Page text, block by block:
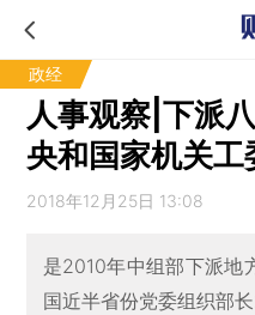
政经
人事观察|下派
央和国家机关工
2018年12月25日 13:08
是2010年中组部下派地
国近半省份党委组织部